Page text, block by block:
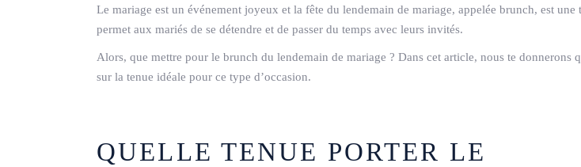
Le mariage est un événement joyeux et la fête du lendemain de mariage, appelée brunch, est une
permet aux mariés de se détendre et de passer du temps avec leurs invités.
Alors, que mettre pour le brunch du lendemain de mariage ? Dans cet article, nous te donnerons
sur la tenue idéale pour ce type d’occasion.
QUELLE TENUE PORTER LE